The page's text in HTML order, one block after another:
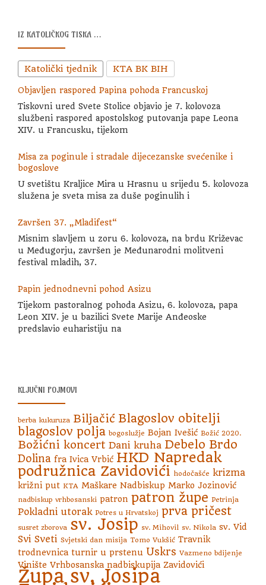
IZ KATOLIČKOG TISKA …
Katolički tjednik KTA BK BIH
Objavljen raspored Papina pohoda Francuskoj
Tiskovni ured Svete Stolice objavio je 7. kolovoza
službeni raspored apostolskog putovanja pape Leona
XIV. u Francusku, tijekom
Misa za poginule i stradale dijecezanske svećenike i
bogoslove
U svetištu Kraljice Mira u Hrasnu u srijedu 5. kolovoza
služena je sveta misa za duše poginulih i
Završen 37. „Mladifest“
Misnim slavljem u zoru 6. kolovoza, na brdu Križevac
u Međugorju, završen je Međunarodni molitveni
festival mladih, 37.
Papin jednodnevni pohod Asizu
Tijekom pastoralnog pohoda Asizu, 6. kolovoza, papa
Leon XIV. je u bazilici Svete Marije Anđeoske
predslavio euharistiju na
KLJUČNI POJMOVI
berba kukuruza Biljačić Blagoslov obitelji
blagoslov polja bogoslužje Bojan Ivešić Božić 2020.
Božićni koncert Dani kruha Debelo Brdo
Dolina fra Ivica Vrbić HKD Napredak
podružnica Zavidovići hodočašće krizma
križni put KTA Maškare Nadbiskup Marko Jozinović
nadbiskup vrhbosanski patron patron župe Petrinja
Pokladni utorak Potres u Hrvatskoj prva pričest
susret zborova sv. Josip sv. Mihovil sv. Nikola sv. Vid
Svi Sveti Svjetski dan misija Tomo Vukšić Travnik
trodnevnica turnir u prstenu Uskrs Vazmeno bdijenje
Vinište Vrhbosanska nadbiskupija Zavidovići
Župa sv. Josipa